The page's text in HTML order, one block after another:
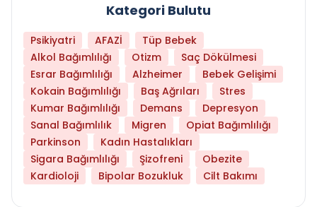
Kategori Bulutu
Psikiyatri AFAZİ
Tüp Bebek
Alkol Bağımlılığı
Otizm
Saç Dökülmesi
Esrar Bağımlılığı
Alzheimer
Bebek Gelişimi
Kokain Bağımlılığı
Baş Ağrıları
Stres
Kumar Bağımlılığı
Demans
Depresyon
Sanal Bağımlılık
Migren
Opiat Bağımlılığı
Parkinson
Kadın Hastalıkları
Sigara Bağımlılığı
Şizofreni
Obezite
Kardioloji
Bipolar Bozukluk Cilt Bakımı